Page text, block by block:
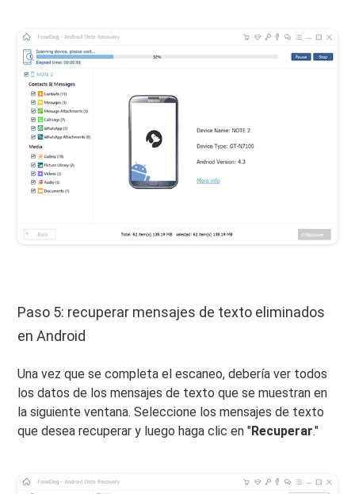
Paso 5: recuperar mensajes de texto eliminados
en Android
Una vez que se completa el escaneo, debería ver todos
los datos de los mensajes de texto que se muestran en
la siguiente ventana. Seleccione los mensajes de texto
que desea recuperar y luego haga clic en "Recuperar."